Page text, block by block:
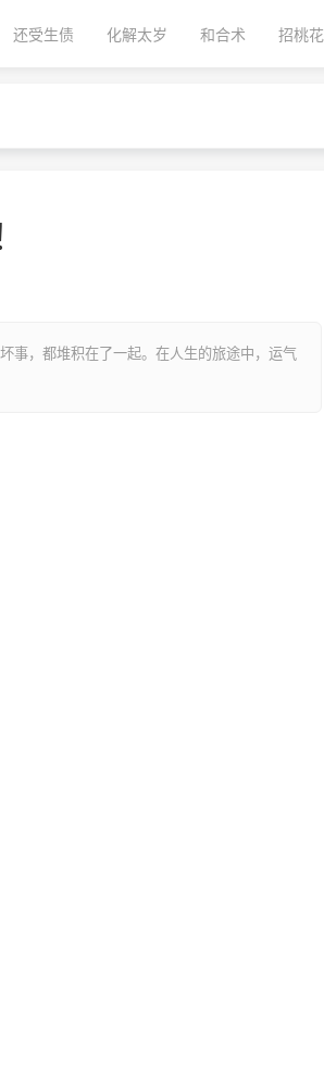
还受生债 化解太岁 和合术 招桃花
事，都堆积在了一起。在人生的旅途中，运气